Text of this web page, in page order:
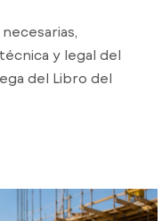
y legal del
del Libro del